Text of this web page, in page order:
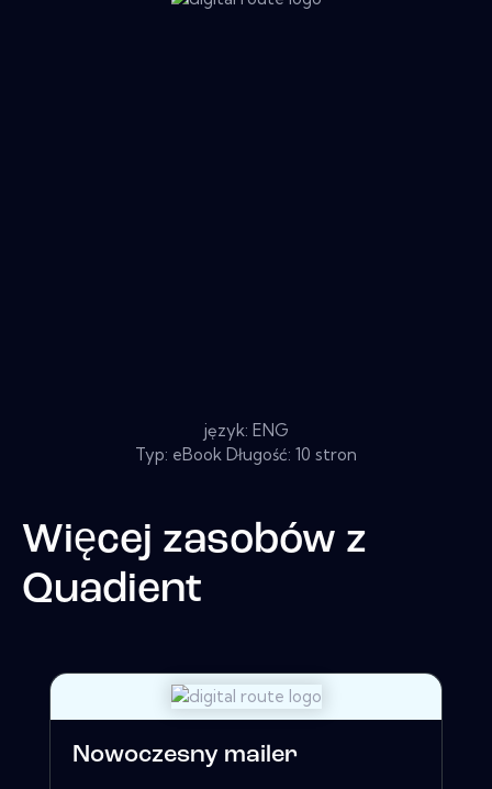
język: ENG
Typ: eBook Długość: 10 stron
Więcej zasobów z
Quadient
Nowoczesny mailer